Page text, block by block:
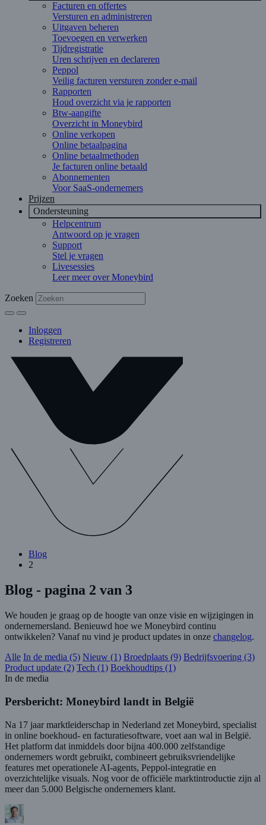
Facturen en offertes
Versturen en administreren
Uitgaven beheren
Toevoegen en verwerken
Tijdregistratie
Uren schrijven en declareren
Peppol
Veilig facturen versturen zonder e-mail
Rapporten
Houd overzicht via je rapporten
Btw-aangifte
Overzicht in Moneybird
Online verkopen
Online betaalpagina
Online betaalmethoden
Je facturen online betaald
Abonnementen
Voor SaaS-ondernemers
Prijzen
Ondersteuning
Helpcentrum
Antwoord op je vragen
Support
Stel je vragen
Livesessies
Leer meer over Moneybird
Zoeken
Inloggen
Registreren
Blog
2
Blog - pagina 2 van 3
We houden je graag op de hoogte van onze visie en wijzigingen in
ondernemersland. Benieuwd hoe we Moneybird continu
ontwikkelen? Vanaf nu vind je product updates in onze changelog.
Alle In de media (5) Nieuw (1) Broedplaats (9) Bedrijfsvoering (3)
Product update (2) Tech (1) Boekhoudtips (1)
In de media
Persbericht: Moneybird landt in België
Na 17 jaar marktleiderschap in Nederland zet Moneybird, specialist
in online boekhoud- en facturatiesoftware, voet aan wal in België.
Het platform dat inmiddels door bijna 400.000 zelfstandige
ondernemers wordt gebruikt, combineert gebruiksvriendelijke
features met operationele AI-agents, Peppol-integratie en
overzichtelijke visuals. Nog voor de officiële marktintroductie zijn al
meer dan 5.000 Belgische ondernemers klant.